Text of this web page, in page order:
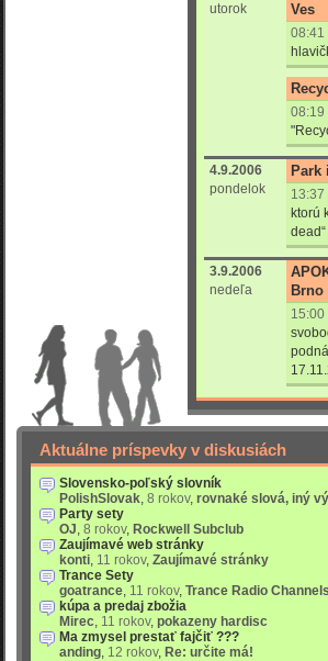
utorok
Ves
08:41
08:19
4.9.2006
pondelok
Park
13:37
ktorú
3.9.2006
nedeľa
Brno
15:00
Aktuálne príspevky v diskusiách
Slovensko-poľský slovník
PolishSlovak, 8 rokov, rovnaké slová, iný
Party sety
OJ, 8 rokov, Rockwell Subclub
Zaujímavé web stránky
konti, 11 rokov, Zaujímavé stránky
Trance Sety
goatrance, 11 rokov, Trance Radio Channels
kúpa a predaj zbožia
Mirec, 11 rokov, pokazeny hardisc
Ma zmysel prestať fajčiť ???
anding, 12 rokov, Re: určite má!